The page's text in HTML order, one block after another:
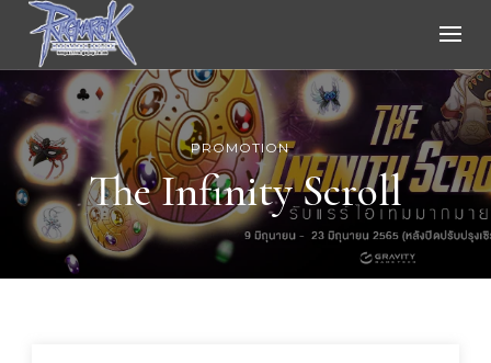
Ragnarok Online
PROMOTION
The Infinity Scroll